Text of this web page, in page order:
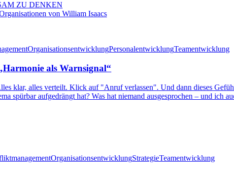
ZU DENKEN
von William Isaacs
OrganisationsentwicklungPersonalentwicklungTeamentwicklung
als Warnsignal“
klar, alles verteilt. Klick auf "Anruf verlassen". Und dann dieses
spürbar aufgedrängt hat? Was hat niemand ausgesprochen – und
OrganisationsentwicklungStrategieTeamentwicklung